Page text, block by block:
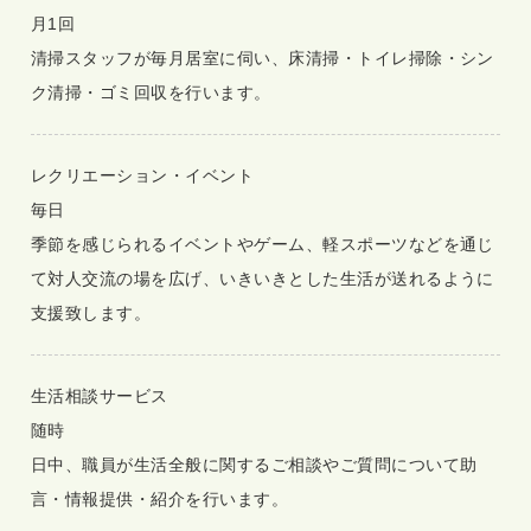
月1回
清掃スタッフが毎月居室に伺い、床清掃・トイレ掃除・シン
ク清掃・ゴミ回収を行います。
レクリエーション・イベント
毎日
季節を感じられるイベントやゲーム、軽スポーツなどを通じ
て対人交流の場を広げ、いきいきとした生活が送れるように
支援致します。
生活相談サービス
随時
日中、職員が生活全般に関するご相談やご質問について助
言・情報提供・紹介を行います。